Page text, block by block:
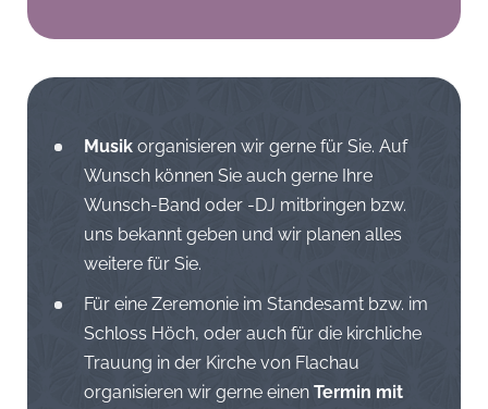
Musik organisieren wir gerne für Sie. Auf
Wunsch können Sie auch gerne Ihre
Wunsch-Band oder -DJ mitbringen bzw.
uns bekannt geben und wir planen alles
weitere für Sie.
Für eine Zeremonie im Standesamt bzw. im
Schloss Höch, oder auch für die kirchliche
Trauung in der Kirche von Flachau
organisieren wir gerne einen Termin mit